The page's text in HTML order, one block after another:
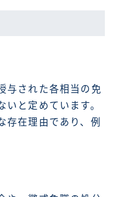
与された各相当の免
と定めています。
存在理由であり、例